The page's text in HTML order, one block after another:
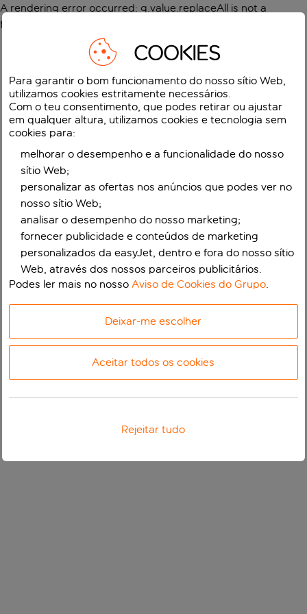
A rendering error occurred: g.value.replaceAll is not a
function
COOKIES
Para garantir o bom funcionamento do nosso sítio Web,
utilizamos cookies estritamente necessários.
Com o teu consentimento, que podes retirar ou ajustar
em qualquer altura, utilizamos cookies e tecnologia sem
cookies para:
melhorar o desempenho e a funcionalidade do nosso
sítio Web;
personalizar as ofertas nos anúncios que podes ver no
nosso sítio Web;
analisar o desempenho do nosso marketing;
fornecer publicidade e conteúdos de marketing
personalizados da easyJet, dentro e fora do nosso sítio
Web, através dos nossos parceiros publicitários.
Podes ler mais no nossoAviso de Cookies do Grupo.
Deixar-me escolher
Aceitar todos os cookies
Rejeitar tudo